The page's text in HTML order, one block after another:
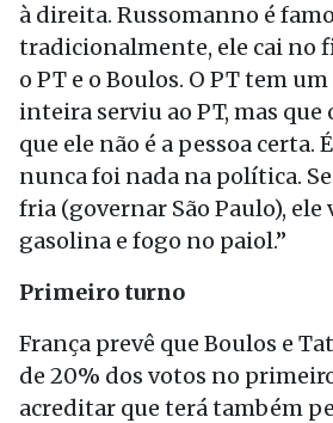
à direita. Russomanno é
tradicionalmente, ele cai no
o PT e o Boulos. O PT tem
inteira serviu ao PT, mas que
que ele não é a pessoa certa.
nunca foi nada na política.
fria (governar São Paulo), ele
gasolina e fogo no paiol.”
Primeiro turno
França prevê que Boulos e
de 20% dos votos no
acreditar que terá também